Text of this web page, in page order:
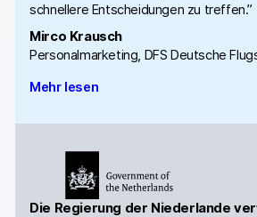
schnellere Entscheidungen zu treffen.”
Mirco Krausch
Personalmarketing, DFS Deutsche
Mehr lesen
Die Regierung der Niederlande